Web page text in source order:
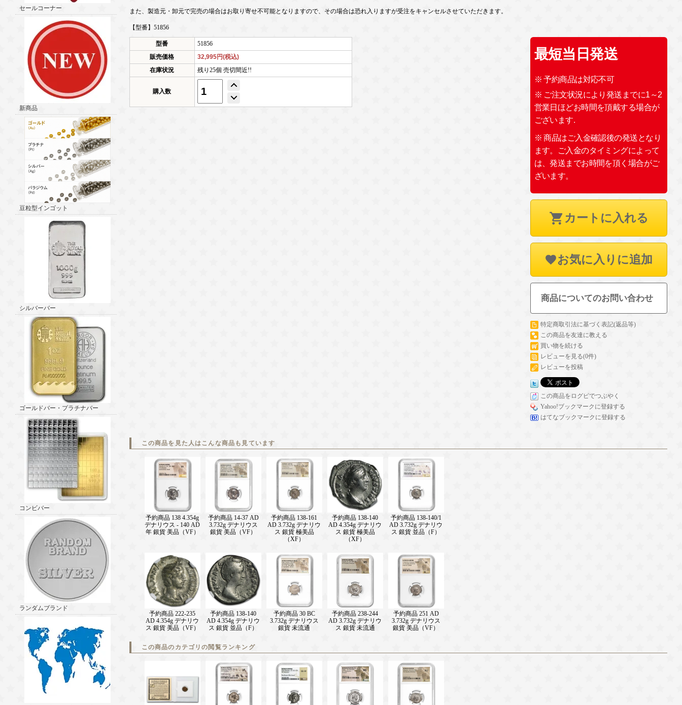
セールコーナー
新商品
豆粒型インゴット
シルバーバー
ゴールドバー・プラチナバー
コンビバー
ランダムブランド
また、製造元・卸元で完売の場合はお取り寄せ不可能となりますので、その場合は恐れ入りますが受注をキャンセルさせていただきます。
【型番】51856
型番
51856
販売価格
32,995円(税込)
在庫状況
残り25個 売切間近!!
購入数
最短当日発送
※ 予約商品は対応不可
※ ご注文状況により発送までに1～2
営業日ほどお時間を頂戴する場合が
ございます.
※ 商品はご入金確認後の発送となり
ます。ご入金のタイミングによって
は、発送までお時間を頂く場合がご
ざいます。
カートに入れる
お気に入りに追加
商品についてのお問い合わせ
特定商取引法に基づく表記(返品等)
この商品を友達に教える
買い物を続ける
レビューを見る(0件)
レビューを投稿
この商品をログピでつぶやく
Yahoo!ブックマークに登録する
はてなブックマークに登録する
この商品を見た人はこんな商品も見ています
予約商品 138 4.354g
デナリウス - 140 AD
年 銀貨 美品（VF）
予約商品 14-37 AD
3.732g デナリウス
銀貨 美品（VF）
予約商品 138-161
AD 3.732g デナリウ
ス 銀貨 極美品
（XF）
予約商品 138-140
AD 4.354g デナリウ
ス 銀貨 極美品
（XF）
予約商品 138-140/1
AD 3.732g デナリウ
ス 銀貨 並品（F）
予約商品 222-235
AD 4.354g デナリウ
ス 銀貨 美品（VF）
予約商品 138-140
AD 4.354g デナリウ
ス 銀貨 並品（F）
予約商品 30 BC
3.732g デナリウス
銀貨 未流通
予約商品 238-244
AD 3.732g デナリウ
ス 銀貨 未流通
予約商品 251 AD
3.732g デナリウス
銀貨 美品（VF）
この商品のカテゴリの閲覧ランキング